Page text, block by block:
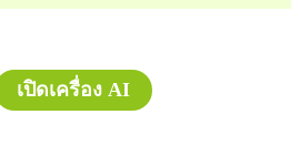
เปิดเครื่อง AI